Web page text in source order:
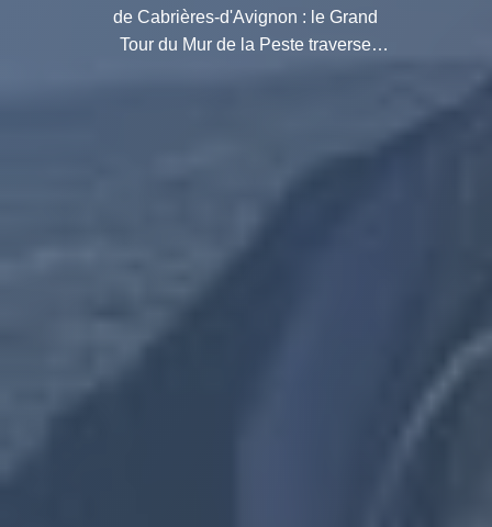
de Cabrières-d'Avignon : le Grand
Tour du Mur de la Peste traverse